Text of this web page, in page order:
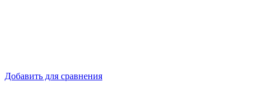
Добавить для сравнения